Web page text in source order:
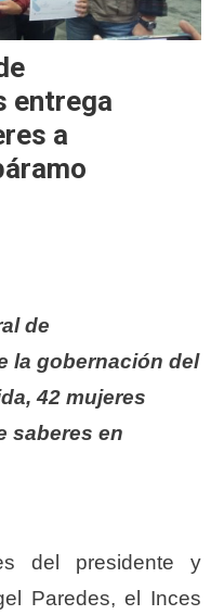
entrega
a
de
la gobernación del
42 mujeres
saberes en
del presidente y
Paredes, el Inces